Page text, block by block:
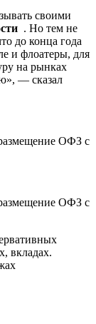
своими
. Но тем не
до конца года
и флоатеры, для
на рынках
— сказал
вкладах.